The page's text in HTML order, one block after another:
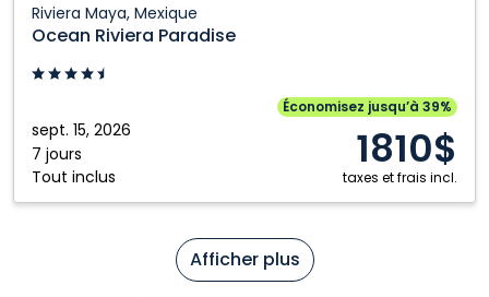
Casino:
Riviera
Maya,
Riviera Maya, Mexique
Ocean Riviera Paradise
sept. 15, 2026
7 jours
Tout inclus
Économisez jusqu’à 39%
1810$
taxes et frais incl.
Riviera
Paradise:
Riviera
Mexique
Afficher plus